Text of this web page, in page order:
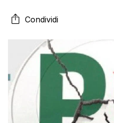
Municipio a Roma
Condividi